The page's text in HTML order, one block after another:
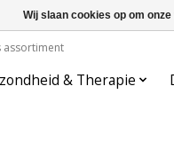
assortiment
& Therapie
Wij slaan cookies op om